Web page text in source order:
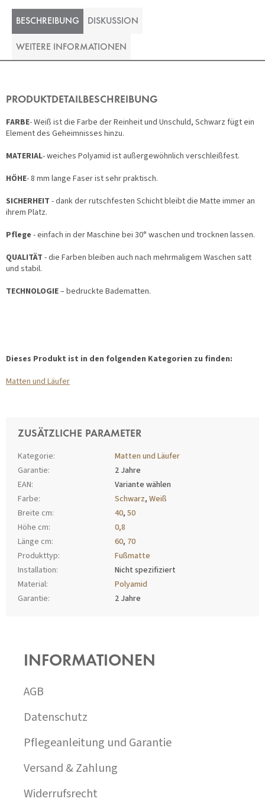
BESCHREIBUNG DISKUSSION
WEITERE INFORMATIONEN
PRODUKTDETAILBESCHREIBUNG
FARBE- Weiß ist die Farbe der Reinheit und Unschuld, Schwarz fügt ein
Element des Geheimnisses hinzu.
MATERIAL- weiches Polyamid ist außergewöhnlich verschleißfest.
HÖHE- 8 mm lange Faser ist sehr praktisch.
SICHERHEIT - dank der rutschfesten Schicht bleibt die Matte immer an
ihrem Platz.
Pflege - einfach in der Maschine bei 30° waschen und trocknen lassen.
QUALITÄT - die Farben bleiben auch nach mehrmaligem Waschen satt
und stabil.
TECHNOLOGIE– bedruckte Badematten.
Dieses Produkt ist in den folgenden Kategorien zu finden:
Matten und Läufer
ZUSÄTZLICHE PARAMETER
Kategorie:
Matten und Läufer
Garantie:
2 Jahre
EAN:
Variante wählen
Farbe: Schwarz, Weiß
Breite cm: 40, 50
Höhe cm:
0,8
Länge cm: 60, 70
Produkttyp:
Fußmatte
Installation:
Nicht spezifiziert
Material:
Polyamid
Garantie:
2 Jahre
INFORMATIONEN
AGB
Datenschutz
Pflegeanleitung und Garantie
Versand & Zahlung
Widerrufsrecht